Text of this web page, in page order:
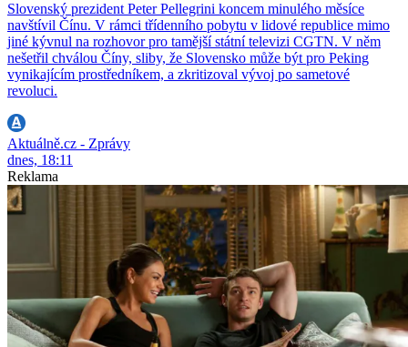
Slovenský prezident Peter Pellegrini koncem minulého měsíce
navštívil Čínu. V rámci třídenního pobytu v lidové republice mimo
jiné kývnul na rozhovor pro tamější státní televizi CGTN. V něm
nešetřil chválou Číny, sliby, že Slovensko může být pro Peking
vynikajícím prostředníkem, a zkritizoval vývoj po sametové
revoluci.
Aktuálně.cz - Zprávy
dnes, 18:11
Reklama